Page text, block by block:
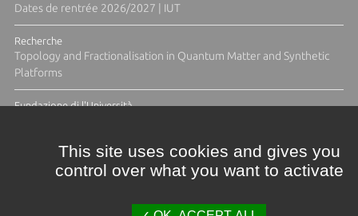
Dates de rentrée 2026/2027 | IUT
Recherche
Topology and Fractionalisation in Quantum Matter and Synthetic
Platforms
Fundazione di l'Università
This site uses cookies and gives you
control over what you want to activate